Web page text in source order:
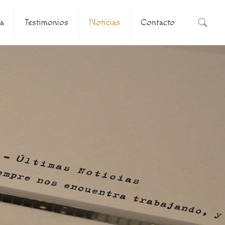
Testimonios Noticias Contacto